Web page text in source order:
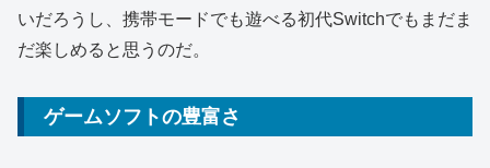
いだろうし、携帯モードでも遊べる初代Switchでもまだま
だ楽しめると思うのだ。
ゲームソフトの豊富さ